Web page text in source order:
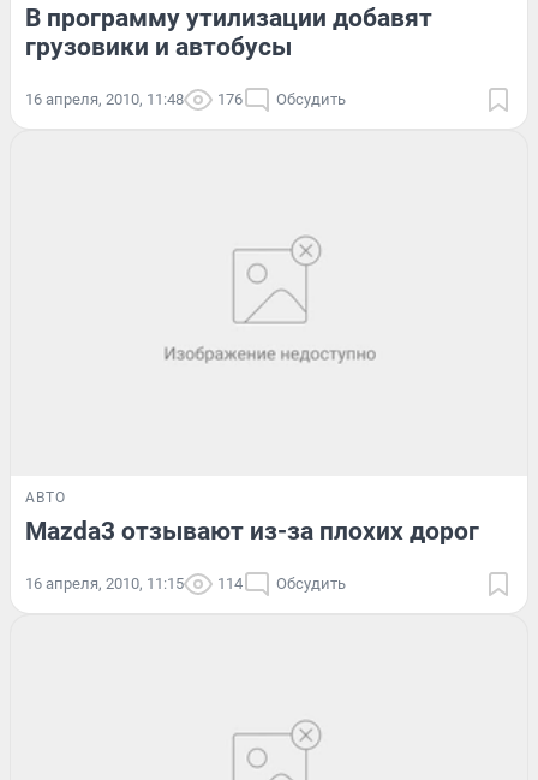
В программу утилизации добавят
грузовики и автобусы
16 апреля, 2010, 11:48 176 Обсудить
АВТО
Mazda3 отзывают из-за плохих дорог
16 апреля, 2010, 11:15 114 Обсудить